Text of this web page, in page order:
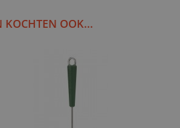
KOCHTEN OOK...